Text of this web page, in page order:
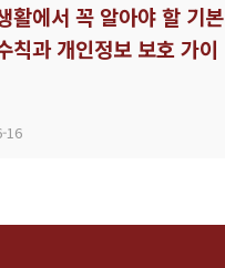
활에서 꼭 알아야 할 기본
칙과 개인정보 보호 가이
16